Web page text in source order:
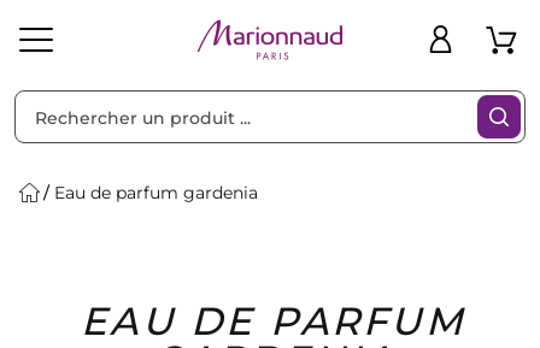
Solaire Homme Marques Idées
Cadeaux
Bons
Plans
Eau de parfum gardenia
EAU DE PARFUM
Filtres